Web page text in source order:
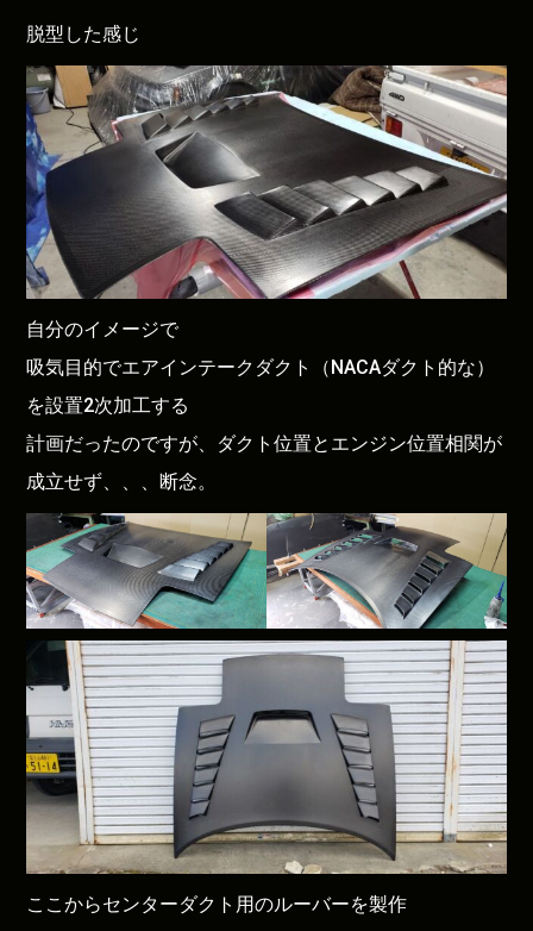
脱型した感じ
自分のイメージで
吸気目的でエアインテークダクト（NACAダクト的な）
を設置2次加工する
計画だったのですが、ダクト位置とエンジン位置相関が
成立せず、、、断念。
ここからセンターダクト用のルーバーを製作